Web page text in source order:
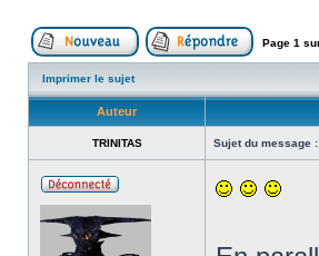
Poster un nouveau sujetRépondre
Page 1
Imprimer le sujet
Auteur
TRINITAS Sujet du message :